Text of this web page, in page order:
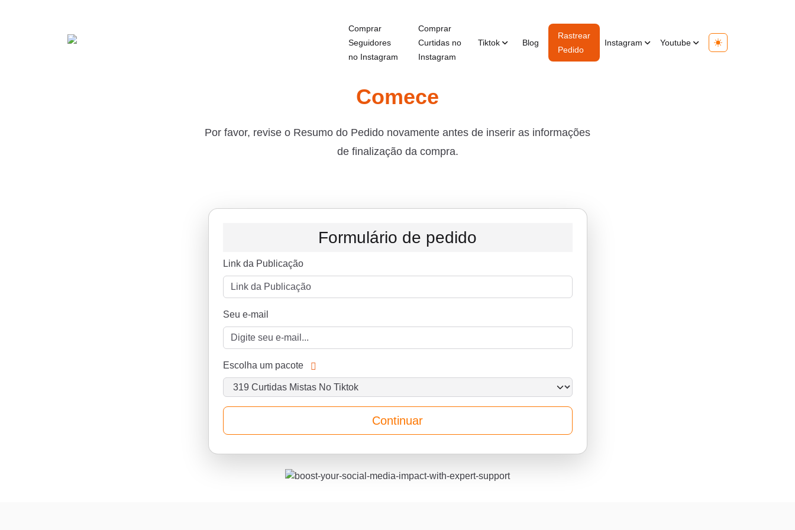
Toggle theme
Comprar
Seguidores
no Instagram
Comprar
Curtidas no
Instagram
Tiktok Blog
Rastrear
Pedido
Instagram Youtube
Comece
Por favor, revise o Resumo do Pedido novamente antes de inserir as informações
de finalização da compra.
Formulário de pedido
Link da Publicação
Seu e-mail
Escolha um pacote
Continuar